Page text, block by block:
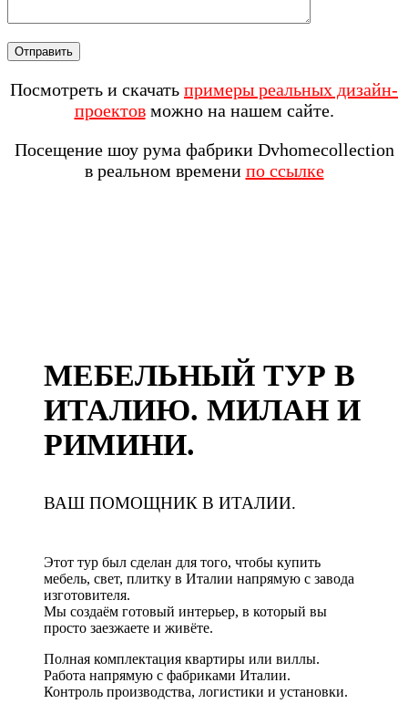
Посмотреть и скачать примеры реальных дизайн-
проектовможно на нашем сайте.
Посещение шоу рума фабрики Dvhomecollection
в реальном времени по ссылке
МЕБЕЛЬНЫЙ ТУР В
ИТАЛИЮ. МИЛАН И
РИМИНИ.
ВАШ ПОМОЩНИК В ИТАЛИИ.
Этот тур был сделан для того, чтобы купить
мебель, свет, плитку в Италии напрямую с завода
изготовителя.
Мы создаём готовый интерьер, в который вы
просто заезжаете и живёте.
Полная комплектация квартиры или виллы.
Работа напрямую с фабриками Италии.
Контроль производства, логистики и установки.